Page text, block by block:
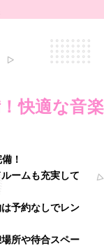
快適な音楽
！
ームも充実して
予約なしでレン
所や待合スペー